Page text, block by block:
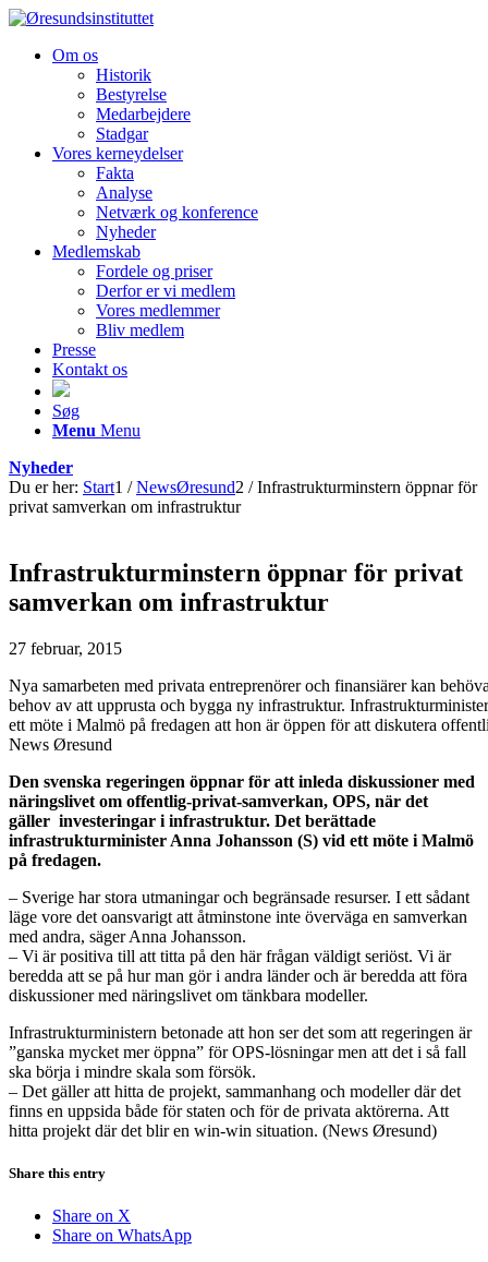
Om os
Historik
Bestyrelse
Medarbejdere
Stadgar
Vores kerneydelser
Fakta
Analyse
Netværk og konference
Nyheder
Medlemskab
Fordele og priser
Derfor er vi medlem
Vores medlemmer
Bliv medlem
Presse
Kontakt os
Søg
Menu Menu
Nyheder
Du er her: Start1 / NewsØresund2 / Infrastrukturminstern öppnar för
privat samverkan om infrastruktur
Infrastrukturminstern öppnar för privat
samverkan om infrastruktur
27 februar, 2015
Nya samarbeten med privata entreprenörer och finansiärer kan
behov av att upprusta och bygga ny infrastruktur.
ett möte i Malmö på fredagen att hon är öppen för att diskutera
News Øresund
Den svenska regeringen öppnar för att inleda diskussioner med
näringslivet om offentlig-privat-samverkan, OPS, när det
gäller investeringar i infrastruktur. Det berättade
infrastrukturminister Anna Johansson (S) vid ett möte i Malmö
på fredagen.
– Sverige har stora utmaningar och begränsade resurser. I ett sådant
läge vore det oansvarigt att åtminstone inte överväga en samverkan
med andra, säger Anna Johansson.
– Vi är positiva till att titta på den här frågan väldigt seriöst. Vi är
beredda att se på hur man gör i andra länder och är beredda att föra
diskussioner med näringslivet om tänkbara modeller.
Infrastrukturministern betonade att hon ser det som att regeringen är
”ganska mycket mer öppna” för OPS-lösningar men att det i så fall
ska börja i mindre skala som försök.
– Det gäller att hitta de projekt, sammanhang och modeller där det
finns en uppsida både för staten och för de privata aktörerna. Att
hitta projekt där det blir en win-win situation. (News Øresund)
Share this entry
Share on X
Share on WhatsApp